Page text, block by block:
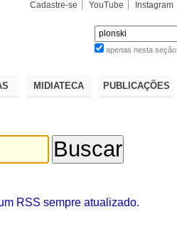
Cadastre-se YouTube Instagram
apenas nesta seção
MIDIATECA PUBLICAÇÕES
RSS sempre atualizado.